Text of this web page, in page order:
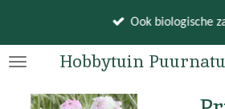
naar
hoofdinhoud
Hobbytuin
Ook biologische